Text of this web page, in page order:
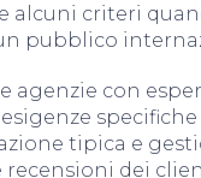
criteri
pubblico
agenzie con
tipica e
recensioni dei